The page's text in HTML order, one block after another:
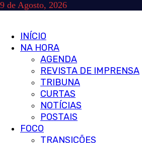
Skip
9 de Agosto, 2026
Primary
Menu
INÍCIO
NA HORA
AGENDA
REVISTA DE IMPRENSA
TRIBUNA
CURTAS
NOTÍCIAS
POSTAIS
FOCO
TRANSIÇÕES